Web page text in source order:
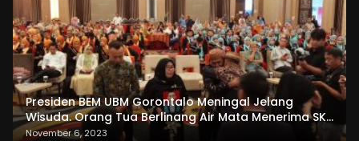
Presiden BEM UBM Gorontalo Meningal Jelang
Wisuda. Orang Tua Berlinang Air Mata Menerima SKL
dan Pemasangan Salempang
November 6, 2023